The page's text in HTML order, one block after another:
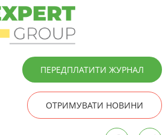
ПЕРЕДПЛАТИТИ ЖУРНАЛ
ОТРИМУВАТИ НОВИНИ